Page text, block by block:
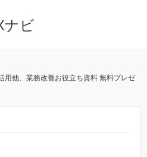
ナビ
用他、業務改善お役立ち資料 無料プレゼ